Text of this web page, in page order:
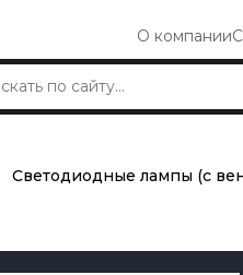
О компании
Светодиодные лампы (с